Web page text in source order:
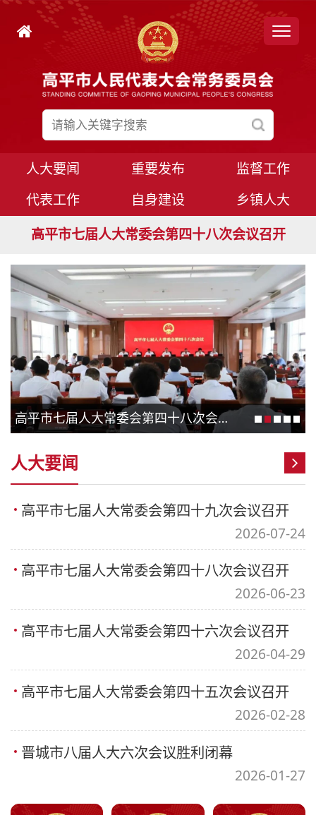
人大要闻 重要发布
监督工作
代表工作
自身建设
乡镇人大
高平市七届人大八次会议胜利闭幕
高平市七届人大常委会第四十九次会议召开
高平市七届人大常委会第四十八次会议召开
高平市七届人大常委会第四十八次会议召开
人大要闻
高平市七届人大常委会第四十九次会议召开
2026-07-24
高平市七届人大常委会第四十八次会议召开
2026-06-23
高平市七届人大常委会第四十六次会议召开
2026-04-29
高平市七届人大常委会第四十五次会议召开
2026-02-28
晋城市八届人大六次会议胜利闭幕
2026-01-27